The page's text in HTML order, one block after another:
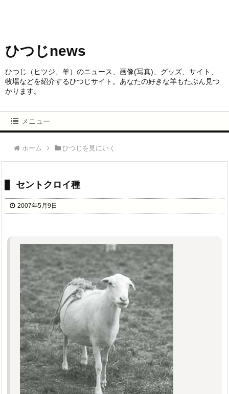
ひつじnews
ひつじ（ヒツジ、羊）のニュース、画像(写真)、グッズ、サイト、
牧場などを紹介するひつじサイト。あなたの好きな羊もたぶん見つ
かります。
メニュー
ホーム ひつじを見にいく
セントクロイ種
2007年5月9日